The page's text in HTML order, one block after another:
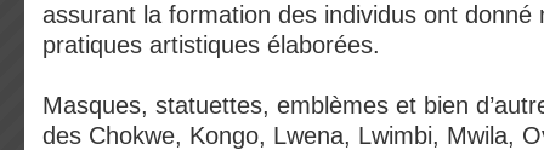
assurant la formation des individus ont donné
pratiques artistiques élaborées.
Masques, statuettes, emblèmes et bien
des Chokwe, Kongo, Lwena, Lwimbi, Mwila,